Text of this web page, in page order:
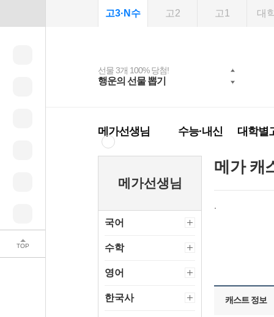
TOP
고3·N수 고2 고1 대
선물 3개 100% 당첨!
행운의 선물 뽑기
선물 100% 증정!
메가스터디 X 올리
여름방학 스터디 캐시
백
2027 러셀 단과
강사 공개선발
스마트러닝앱
설문 EVENT
메가패스
3일 무료 체험권
메가패스 수강생 무료
혜택!
사회공헌 캠페인
희망이룸 메가나눔
메가선생님 수능·내신 대학별
메가선생님
국어
수학
영어
한국사
메가 캐
캐스트 정보